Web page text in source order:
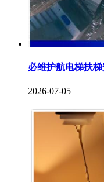
必维护航电梯扶
2026-07-05